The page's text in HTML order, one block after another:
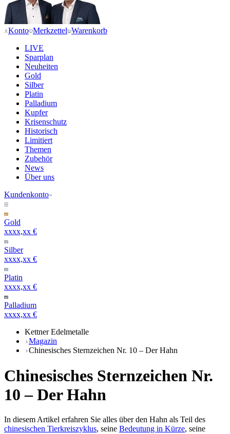
Konto Merkzettel Warenkorb
LIVE
Sparplan
Neuheiten
Gold
Silber
Platin
Palladium
Kupfer
Krisenschutz
Historisch
Limitiert
Themen
Zubehör
News
Über uns
Kundenkonto
Gold
xxxx,xx €
Silber
xxxx,xx €
Platin
xxxx,xx €
Palladium
xxxx,xx €
Kettner Edelmetalle
Magazin
Chinesisches Sternzeichen Nr. 10 – Der Hahn
Chinesisches Sternzeichen Nr.
10 – Der Hahn
In diesem Artikel erfahren Sie alles über den Hahn als Teil des
chinesischen Tierkreiszyklus, seine Bedeutung in Kürze, seine